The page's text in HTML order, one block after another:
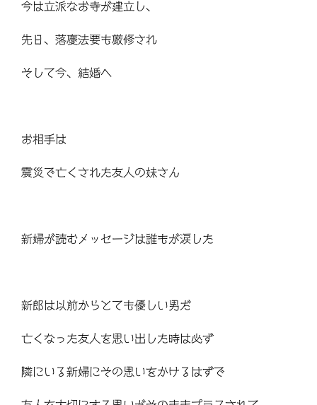
今は立派なお寺が建立し、
先日、落慶法要も厳修され
そして今、結婚へ
お相手は
震災で亡くされた友人の妹さん
新婦が読むメッセージは誰もが涙した
新郎は以前からとても優しい男だ
亡くなった友人を思い出した時は必ず
隣にいる新婦にその思いをかけるはずで